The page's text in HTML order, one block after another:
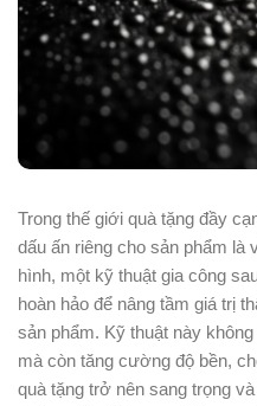
Trong thế giới quà tặng đầy
dấu ấn riêng cho sản phẩm là
hình, một kỹ thuật gia công
hoàn hảo để nâng tầm giá trị
sản phẩm. Kỹ thuật này
mà còn tăng cường độ bền,
quà tặng trở nên sang trọng